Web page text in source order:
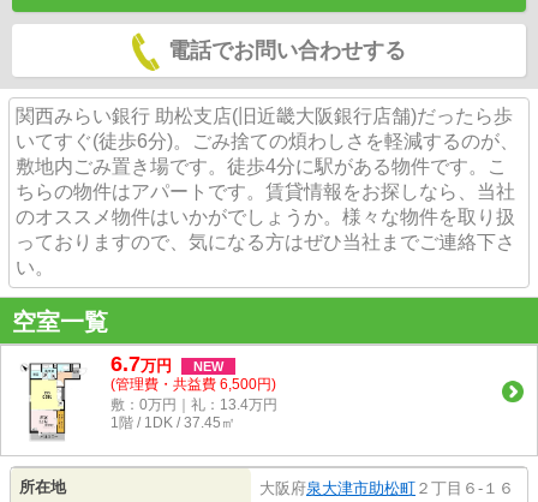
電話でお問い合わせする
関西みらい銀行 助松支店(旧近畿大阪銀行店舗)だったら歩
いてすぐ(徒歩6分)。ごみ捨ての煩わしさを軽減するのが、
敷地内ごみ置き場です。徒歩4分に駅がある物件です。こ
ちらの物件はアパートです。賃貸情報をお探しなら、当社
のオススメ物件はいかがでしょうか。様々な物件を取り扱
っておりますので、気になる方はぜひ当社までご連絡下さ
い。
空室一覧
6.7万円 NEW
(管理費・共益費 6,500円)
敷：0万円｜礼：13.4万円
1階 / 1DK / 37.45㎡
所在地 大阪府泉大津市助松町 ２丁目６-１６